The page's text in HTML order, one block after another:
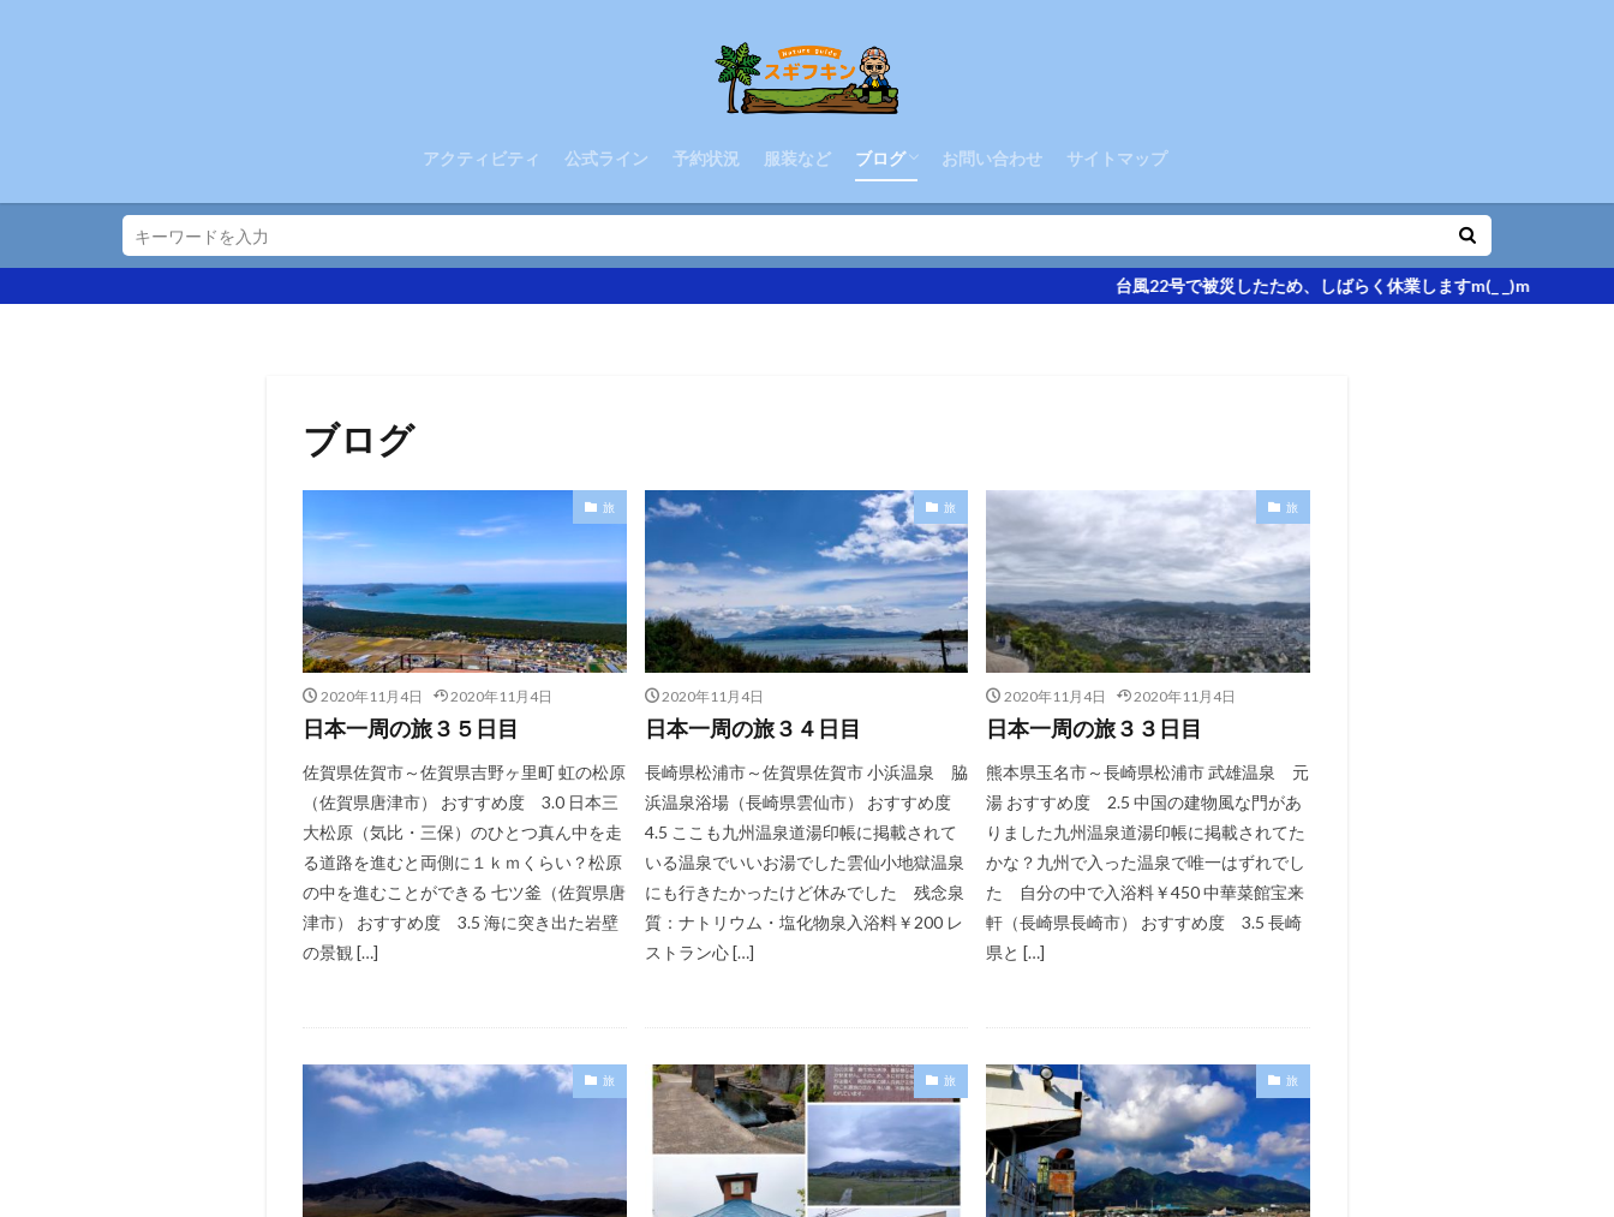
アクティビティ 公式ライン 予約状況 服装など ブログ
八丈島の温泉
三原山縦走 ポットホール
三原山縦走 唐滝
八丈富士お鉢巡り
三原山中腹横断
お問い合わせ サイトマップ
台風22号で被災したため、しばらく休業しますm(_ _)m
ブログ
旅
2020年11月4日 2020年11月4日
日本一周の旅３５日目
佐賀県佐賀市～佐賀県吉野ヶ里町 虹の松原
（佐賀県唐津市） おすすめ度 3.0 日本三
大松原（気比・三保）のひとつ真ん中を走
る道路を進むと両側に１ｋｍくらい？松原
の中を進むことができる 七ツ釜（佐賀県唐
津市） おすすめ度 3.5 海に突き出た岩壁
の景観 […]
旅
2020年11月4日
日本一周の旅３４日目
長崎県松浦市～佐賀県佐賀市 小浜温泉 脇
浜温泉浴場（長崎県雲仙市） おすすめ度
4.5 ここも九州温泉道湯印帳に掲載されて
いる温泉でいいお湯でした雲仙小地獄温泉
にも行きたかったけど休みでした 残念泉
質：ナトリウム・塩化物泉入浴料￥200 レ
ストラン心 […]
旅
2020年11月4日 2020年11月4日
日本一周の旅３３日目
熊本県玉名市～長崎県松浦市 武雄温泉 元
湯 おすすめ度 2.5 中国の建物風な門があ
りました九州温泉道湯印帳に掲載されてた
かな？九州で入った温泉で唯一はずれでし
た 自分の中で入浴料￥450 中華菜館宝来
軒（長崎県長崎市） おすすめ度 3.5 長崎
県と […]
旅 旅 旅